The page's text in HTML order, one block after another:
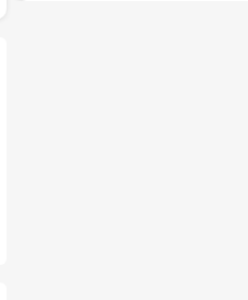
Ofsayt'ta. (16.11.2025)